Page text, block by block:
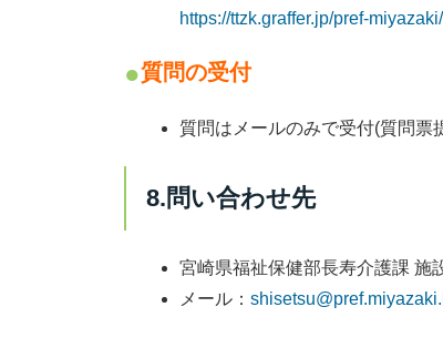
https://ttzk.graffer.jp/pref-
質問の受付
質問は メールのみで受付(質問票
8.問い合わせ先
宮崎県福祉保健部長寿介護課 施
メール：